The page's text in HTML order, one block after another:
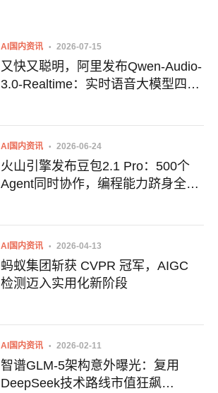
AI国内资讯 2026-07-15
又快又聪明，阿里发布Qwen-Audio-
3.0-Realtime：实时语音大模型四项
AI国内资讯 2026-06-24
火山引擎发布豆包2.1 Pro：500个
Agent同时协作，编程能力跻身全球
AI国内资讯 2026-04-13
蚂蚁集团斩获 CVPR 冠军，AIGC
检测迈入实用化新阶段
AI国内资讯 2026-02-11
智谱GLM-5架构意外曝光：复用
DeepSeek技术路线市值狂飙